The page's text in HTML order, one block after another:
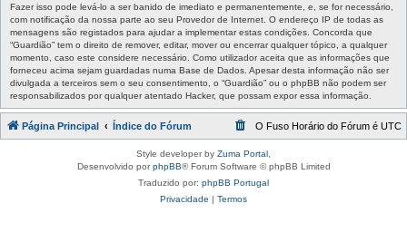
Fazer isso pode levá-lo a ser banido de imediato e permanentemente, e, se for necessário,
com notificação da nossa parte ao seu Provedor de Internet. O endereço IP de todas as
mensagens são registados para ajudar a implementar estas condições. Concorda que
“Guardião” tem o direito de remover, editar, mover ou encerrar qualquer tópico, a qualquer
momento, caso este considere necessário. Como utilizador aceita que as informações que
forneceu acima sejam guardadas numa Base de Dados. Apesar desta informação não ser
divulgada a terceiros sem o seu consentimento, o “Guardião” ou o phpBB não podem ser
responsabilizados por qualquer atentado Hacker, que possam expor essa informação.
Página Principal Índice do Fórum O Fuso Horário do Fórum é UTC
Style developer by Zuma Portal
Desenvolvido porphpBB® Forum Software © phpBB Limited
Traduzido por: phpBB Portugal
Privacidade | Termos